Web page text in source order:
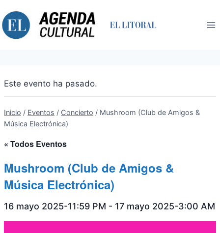
al
contenido
Este evento ha pasado.
Inicio / Eventos / Concierto / Mushroom (Club de Amigos &
Música Electrónica)
« Todos Eventos
Mushroom (Club de Amigos &
Música Electrónica)
16 mayo 2025-11:59 PM - 17 mayo 2025-3:00 AM